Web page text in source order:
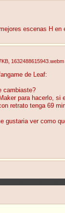
escenas H en
, 1632488615943.webm
de Leaf:
cambiaste?
para hacerlo,
retrato tenga 69
gustaria ver como